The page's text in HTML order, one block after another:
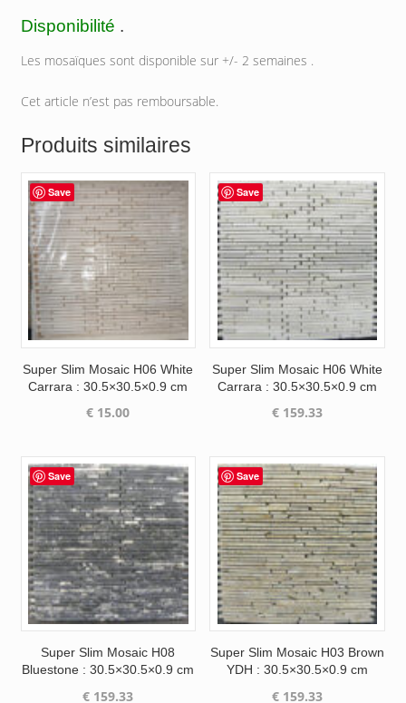
Disponibilité .
Les mosaïques sont disponible sur +/- 2 semaines .
Cet article n’est pas remboursable.
Produits similaires
Save
Super Slim Mosaic H06 White
Carrara : 30.5×30.5×0.9 cm
€ 15.00
Save
Super Slim Mosaic H06 White
Carrara : 30.5×30.5×0.9 cm
€159.33
Save
Super Slim Mosaic H08
Bluestone : 30.5×30.5×0.9 cm
€ 159.33
Save
Super Slim Mosaic H03 Brown
YDH : 30.5×30.5×0.9 cm
€159.33